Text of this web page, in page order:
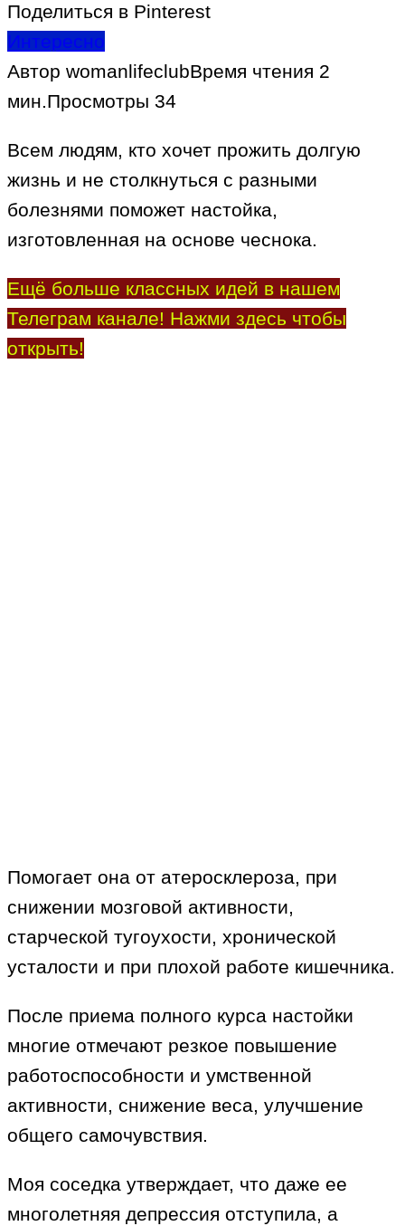
Поделиться в Pinterest
Интересно
Автор womanlifeclubВремя чтения 2
мин.Просмотры 34
Всем людям, кто хочет прожить долгую
жизнь и не столкнуться с разными
болезнями поможет настойка,
изготовленная на основе чеснока.
Ещё больше классных идей в нашем
Телеграм канале! Нажми здесь чтобы
открыть!
Помогает она от атеросклероза, при
снижении мозговой активности,
старческой тугоухости, хронической
усталости и при плохой работе кишечника.
После приема полного курса настойки
многие отмечают резкое повышение
работоспособности и умственной
активности, снижение веса, улучшение
общего самочувствия.
Моя соседка утверждает, что даже ее
многолетняя депрессия отступила, а